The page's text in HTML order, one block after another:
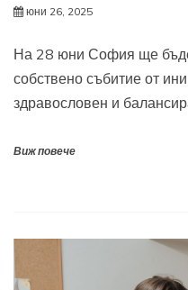
юни 26, 2025
На 28 юни София ще
собствено събитие от
здравословен и
Виж повече